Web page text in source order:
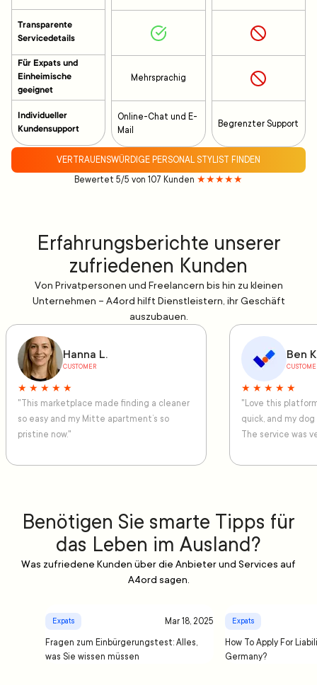
Transparente
Servicedetails
Für Expats und
Einheimische
geeignet
Individueller
Kundensupport
Mehrsprachig
Online-Chat und E-
Mail
Begrenzter Support
VERTRAUENSWÜRDIGE PERSONAL STYLIST FINDEN
Bewertet 5/5 von 107 Kunden ★★★★★
Erfahrungsberichte unserer
zufriedenen Kunden
Von Privatpersonen und Freelancern bis hin zu kleinen
Unternehmen – A4ord hilft Dienstleistern, ihr Geschäft
auszubauen.
Hanna L.
CUSTOMER
★ ★ ★ ★ ★
"This marketplace made finding a cleaner
so easy and my Mitte apartment’s so
pristine now."
Ben
★ ★ ★ ★ ★
"Love this
quick, and my
The service was
Benötigen Sie smarte Tipps für
das Leben im Ausland?
Was zufriedene Kunden über die Anbieter und Services auf
A4ord sagen.
Expats Mar 18, 2025
Fragen zum Einbürgerungstest: Alles,
was Sie wissen müssen
Expats
How To Apply For
Germany?